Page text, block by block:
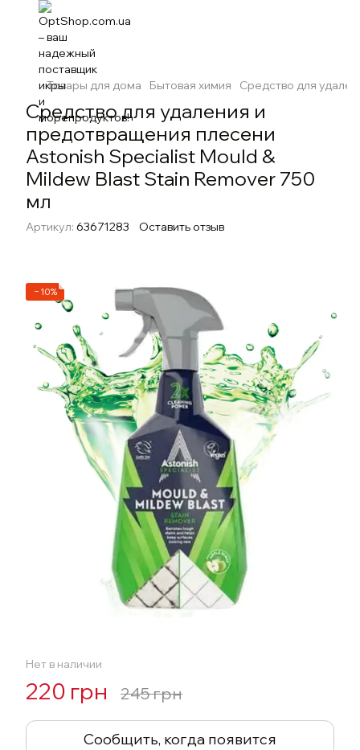
Товары для дома Бытовая химия Средство для
Средство для удаления и
предотвращения плесени
Astonish Specialist Mould &
Mildew Blast Stain Remover 750
мл
Артикул: 63671283 Оставить отзыв
−10%
Нет в наличии
220 грн 245 грн
Сообщить, когда появится